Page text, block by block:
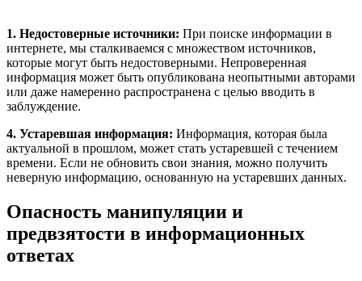
1. Недостоверные источники: При поиске информации в
интернете, мы сталкиваемся с множеством источников,
которые могут быть недостоверными. Непроверенная
информация может быть опубликована неопытными авторами
или даже намеренно распространена с целью вводить в
заблуждение.
4. Устаревшая информация: Информация, которая была
актуальной в прошлом, может стать устаревшей с течением
времени. Если не обновить свои знания, можно получить
неверную информацию, основанную на устаревших данных.
Опасность манипуляции и
предвзятости в информационных
ответах